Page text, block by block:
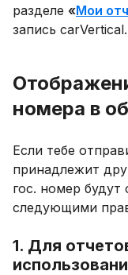
разделе «Мои
запись carVertical.
номера в
Если тебе
принадлежит
гос. номер будут
следующими
1. Для